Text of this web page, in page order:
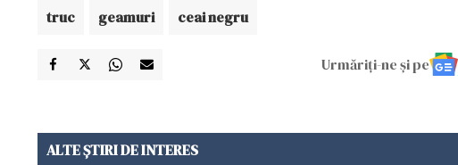
truc geamuri ceai negru
Urmăriți-ne și pe
ALTE ȘTIRI DE INTERES